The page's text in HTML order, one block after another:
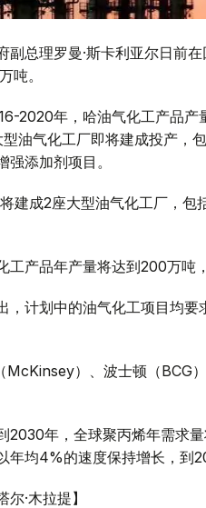
副总理罗曼·斯卡利亚尔日前
吨。
2020年，哈油气化工产品
油气化工厂即将建成投产，
强添加剂项目。
建成2座大型油气化工厂，
工产品年产量将达到200万吨
，计划中的油气化工项目均
McKinsey）、波士顿（BCG
2030年，全球聚丙烯年需求
年均4%的速度保持增长，到
尔·木拉提】